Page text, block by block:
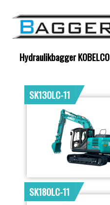
Hydraulikbagger KOBELCO
SK130LC-11
SK180LC-11